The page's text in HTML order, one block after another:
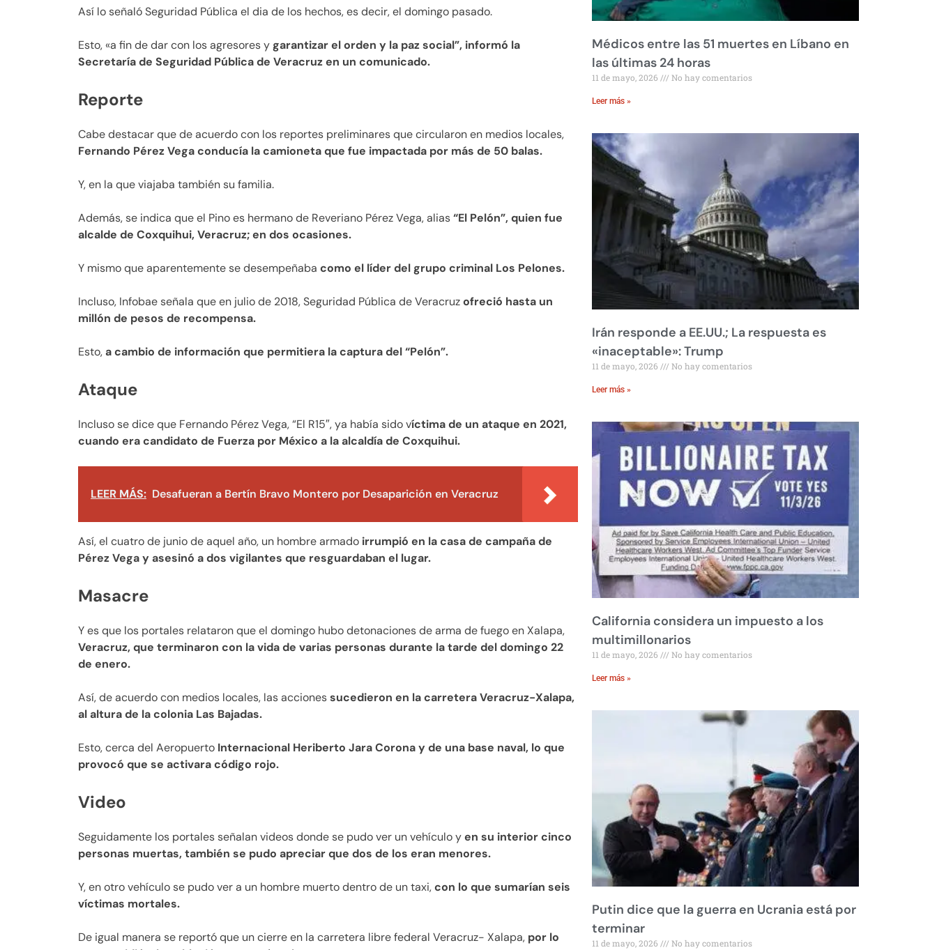
Así lo señaló Seguridad Pública el dia de los hechos, es decir, el domingo pasado.
Esto, «a fin de dar con los agresores y garantizar el orden y la paz social”, informó la
Secretaría de Seguridad Pública de Veracruz en un comunicado.
Reporte
Cabe destacar que de acuerdo con los reportes preliminares que circularon en medios locales,
Fernando Pérez Vega conducía la camioneta que fue impactada por más de 50 balas.
Y, en la que viajaba también su familia.
Además, se indica que el Pino es hermano de Reveriano Pérez Vega, alias“El Pelón”, quien fue
alcalde de Coxquihui, Veracruz; en dos ocasiones.
Y mismo que aparentemente se desempeñaba como el líder del grupo criminal Los Pelones.
Incluso, Infobae señala que en julio de 2018, Seguridad Pública de Veracruzofreció hasta un
millón de pesos de recompensa.
Esto,a cambio de información que permitiera la captura del “Pelón”.
Ataque
Incluso se dice que Fernando Pérez Vega, “El R15″, ya había sido víctima de un ataque en 2021,
cuando era candidato de Fuerza por México a la alcaldía de Coxquihui.
LEER MÁS: Desafueran a Bertín Bravo Montero por Desaparición en Veracruz
Así, el cuatro de junio de aquel año, un hombre armado irrumpió en la casa de campaña de
Pérez Vega y asesinó a dos vigilantes que resguardaban el lugar.
Masacre
Y es que los portales relataron que el domingo hubo detonaciones de arma de fuego en Xalapa,
Veracruz, que terminaron con la vida de varias personas durante la tarde del domingo 22
de enero.
Así, de acuerdo con medios locales, las accionessucedieron en la carretera Veracruz-Xalapa,
al altura de la colonia Las Bajadas.
Esto, cerca del Aeropuerto Internacional Heriberto Jara Corona y de una base naval, lo que
provocó que se activara código rojo.
Video
Seguidamente los portales señalan videos donde se pudo ver un vehículo yen su interior cinco
personas muertas, también se pudo apreciar que dos de los eran menores.
Y, en otro vehículo se pudo ver a un hombre muerto dentro de un taxi,con lo que sumarían seis
víctimas mortales.
De igual manera se reportó que un cierre en la carretera libre federal Veracruz- Xalapa, por lo
Médicos entre las 51 muertes en Líbano en
las últimas 24 horas
11 de mayo, 2026 No hay comentarios
Leer más »
Irán responde a EE.UU.; La respuesta es
«inaceptable»: Trump
11 de mayo, 2026 No hay comentarios
Leer más »
California considera un impuesto a los
multimillonarios
11 de mayo, 2026 No hay comentarios
Leer más »
Putin dice que la guerra en Ucrania está por
terminar
11 de mayo, 2026 No hay comentarios